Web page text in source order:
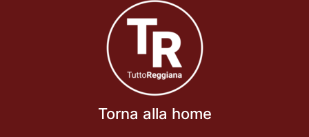
Torna alla home